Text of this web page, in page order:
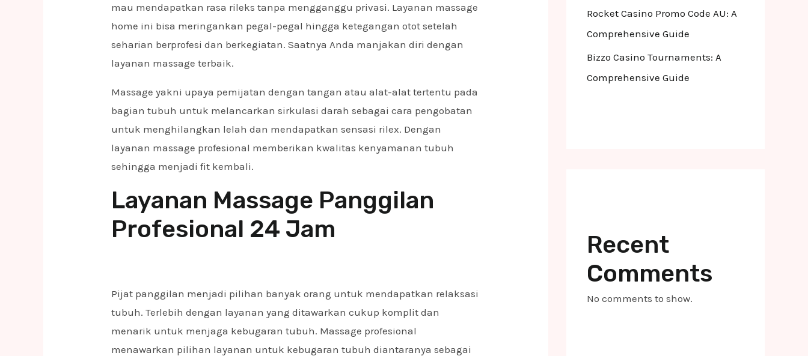
mau mendapatkan rasa rileks tanpa mengganggu privasi. Layanan massage
home ini bisa meringankan pegal-pegal hingga ketegangan otot setelah
seharian berprofesi dan berkegiatan. Saatnya Anda manjakan diri dengan
layanan massage terbaik.
Massage yakni upaya pemijatan dengan tangan atau alat-alat tertentu pada
bagian tubuh untuk melancarkan sirkulasi darah sebagai cara pengobatan
untuk menghilangkan lelah dan mendapatkan sensasi rilex. Dengan
layanan massage profesional memberikan kwalitas kenyamanan tubuh
sehingga menjadi fit kembali.
Layanan Massage Panggilan
Profesional 24 Jam
Pijat panggilan menjadi pilihan banyak orang untuk mendapatkan relaksasi
tubuh. Terlebih dengan layanan yang ditawarkan cukup komplit dan
menarik untuk menjaga kebugaran tubuh. Massage profesional
menawarkan pilihan layanan untuk kebugaran tubuh diantaranya sebagai
Rocket Casino Promo Code AU: A
Comprehensive Guide
Bizzo Casino Tournaments: A
Comprehensive Guide
Recent
Comments
No comments to show.